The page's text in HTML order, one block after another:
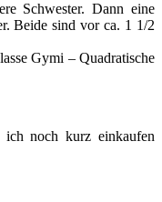
Schwester. Dann eine
Beide sind vor ca. 1 1/2
Gymi – Quadratische
noch kurz einkaufen